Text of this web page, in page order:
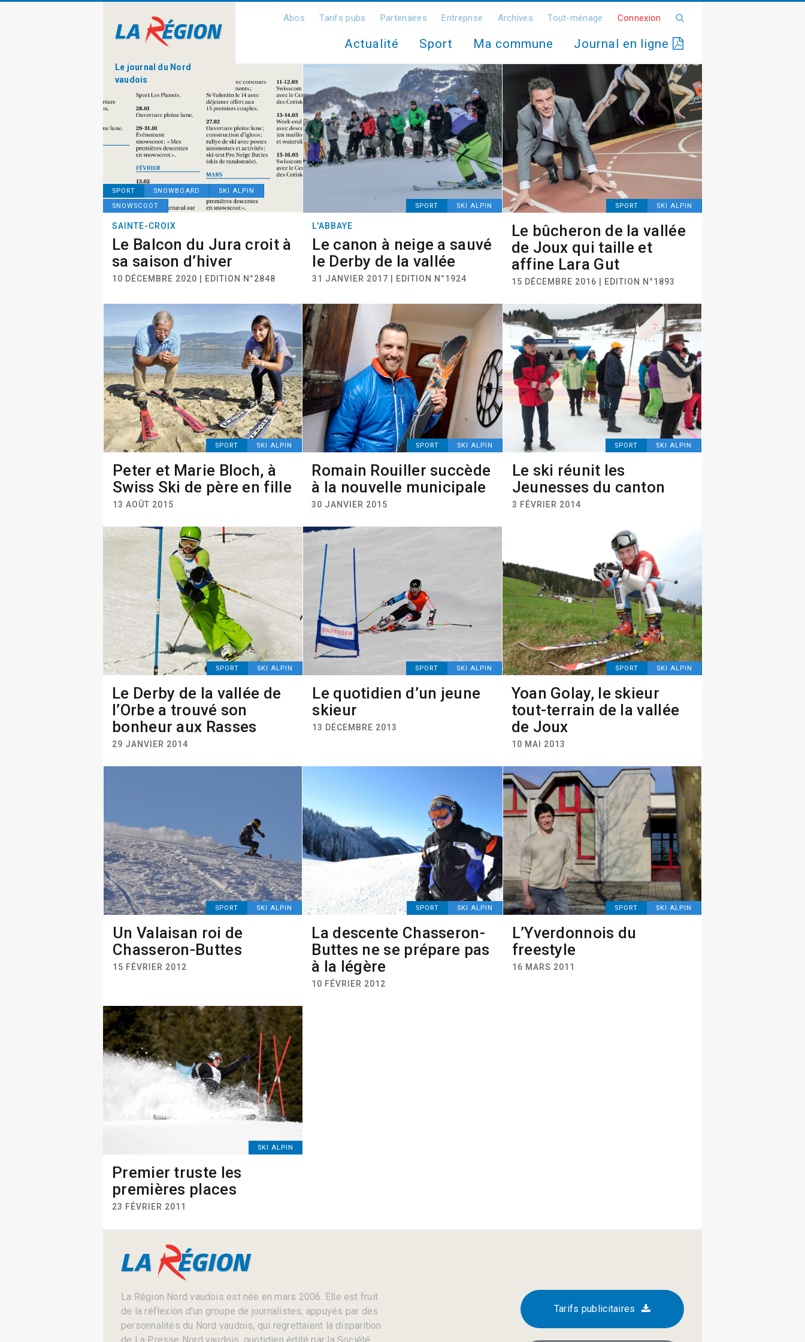
Le journal du Nord
vaudois
Abos Tarifs pubs Partenaires Entreprise Archives Tout-ménage Connexion
Actualité Sport Ma commune Journal en ligne
SPORT SNOWBOARD
SKI ALPIN
SNOWSCOOT
SAINTE-CROIX
Le Balcon du Jura croit à
sa saison d’hiver
10 DÉCEMBRE 2020 | EDITION N°2848
SPORT SKI ALPIN
L'ABBAYE
Le canon à neige a sauvé
le Derby de la vallée
31 JANVIER 2017 | EDITION N°1924
SPORT SKI ALPIN
Le bûcheron de la vallée
de Joux qui taille et
affine Lara Gut
15 DÉCEMBRE 2016 | EDITION N°1893
SPORT SKI ALPIN
Peter et Marie Bloch, à
Swiss Ski de père en fille
13 AOÛT 2015
SPORT SKI ALPIN
Romain Rouiller succède
à la nouvelle municipale
30 JANVIER 2015
SPORT SKI ALPIN
Le ski réunit les
Jeunesses du canton
3 FÉVRIER 2014
SPORT SKI ALPIN
Le Derby de la vallée de
l’Orbe a trouvé son
bonheur aux Rasses
29 JANVIER 2014
SPORT SKI ALPIN
Le quotidien d’un jeune
skieur
13 DÉCEMBRE 2013
SPORT SKI ALPIN
Yoan Golay, le skieur
tout-terrain de la vallée
de Joux
10 MAI 2013
SPORT SKI ALPIN
Un Valaisan roi de
Chasseron-Buttes
15 FÉVRIER 2012
SPORT SKI ALPIN
La descente Chasseron-
Buttes ne se prépare pas
à la légère
10 FÉVRIER 2012
SPORT SKI ALPIN
L’Yverdonnois du
freestyle
16 MARS 2011
SKI ALPIN
Premier truste les
premières places
23 FÉVRIER 2011
La Région Nord vaudois est née en mars 2006. Elle est fruit
de la réflexion d’un groupe de journalistes, appuyés par des
personnalités du Nord vaudois, qui regrettaient la disparition
Tarifs publicitaires